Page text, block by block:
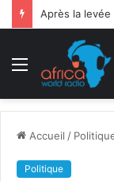
Menu
Accueil /
Politique